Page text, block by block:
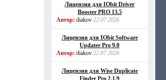
Лицензия для IObit Driver
Booster PRO 13.5
Автор: diakov 22.07.2026
Лицензия для IObit Software
Updater Pro 9.0
Автор: diakov 22.07.2026
Лицензия для Wise Duplicate
Finder Pro 2.1.9